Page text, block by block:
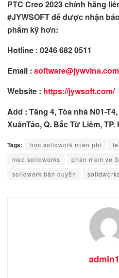
PTC Creo 2023 chính hãng
#JYWSOFT để được nhận
phẩm kỹ hơn:
Hotline : 0246 682 0511
Email : software@jywvina.com
Website : https://jywsoft.com/
Add : Tầng 4, Tòa nhà N01-
XuânTảo, Q. Bắc Từ Liêm, TP.
Tags: hoc solidwork mien phi
meo solidworks
phan mem ve
solidwork bản quyền